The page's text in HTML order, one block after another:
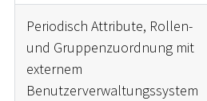
Periodisch Attribute, Rollen-
und Gruppenzuordnung mit
externem
Benutzerverwaltungssystem